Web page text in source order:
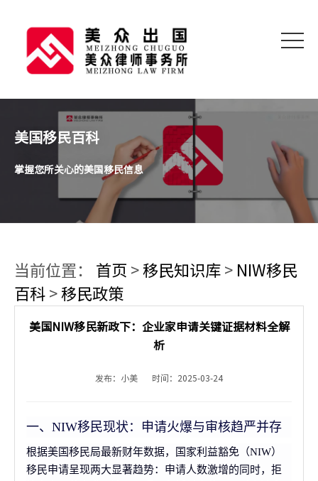
美国移民百科
掌握您所关心的美国移民信息
当前位置： 首页 > 移民知识库 > NIW移民
百科 > 移民政策
美国NIW移民新政下：企业家申请关键证据材料全解
析
发布：小美 时间：2025-03-24
一、NIW移民现状：申请火爆与审核趋严并存
根据美国移民局最新财年数据，国家利益豁免（NIW）
移民申请呈现两大显著趋势：申请人数激增的同时，拒